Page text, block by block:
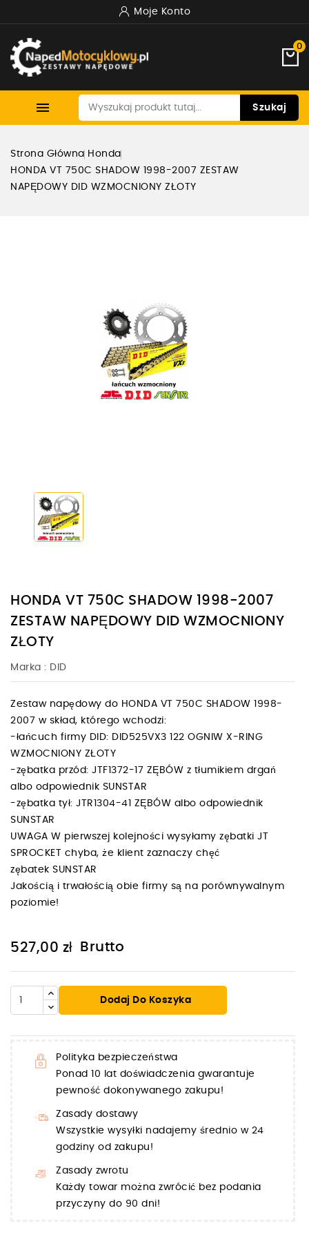
Moje Konto
0
 Szukaj
Strona Główna Honda
HONDA VT 750C SHADOW 1998-2007 ZESTAW
NAPĘDOWY DID WZMOCNIONY ZŁOTY
HONDA VT 750C SHADOW 1998-2007
ZESTAW NAPĘDOWY DID WZMOCNIONY
ZŁOTY
Marka : DID
Zestaw napędowy do HONDA VT 750C SHADOW 1998-
2007 w skład, którego wchodzi:
-łańcuch firmy DID: DID525VX3 122 OGNIW X-RING
WZMOCNIONY ZŁOTY
-zębatka przód: JTF1372-17 ZĘBÓW z tłumikiem drgań
albo odpowiednik SUNSTAR
-zębatka tył: JTR1304-41 ZĘBÓW albo odpowiednik
SUNSTAR
UWAGA W pierwszej kolejności wysyłamy zębatki JT
SPROCKET chyba, że klient zaznaczy chęć
zębatek SUNSTAR
Jakością i trwałością obie firmy są na porównywalnym
poziomie!
527,00 zł Brutto
Dodaj Do Koszyka
Polityka bezpieczeństwa
Ponad 10 lat doświadczenia gwarantuje
pewność dokonywanego zakupu!
Zasady dostawy
Wszystkie wysyłki nadajemy średnio w 24
godziny od zakupu!
Zasady zwrotu
Każdy towar można zwrócić bez podania
przyczyny do 90 dni!